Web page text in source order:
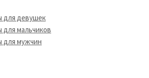
для девушек
для мальчиков
для мужчин